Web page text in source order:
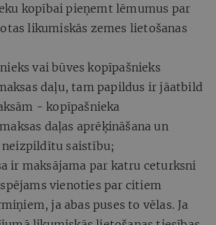
kopībai pieņemt lēmumus par
likumiskās zemes lietošanas
vai būves kopīpašnieks
daļu, tam papildus ir jāatbild
- kopīpašnieka
daļas aprēķināšana un
neizpildītu saistību;
ir maksājama par katru ceturksni
vienoties par citiem
ja abas puses to vēlas. Ja